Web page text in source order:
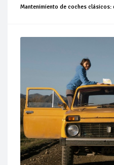
Mantenimiento de coches